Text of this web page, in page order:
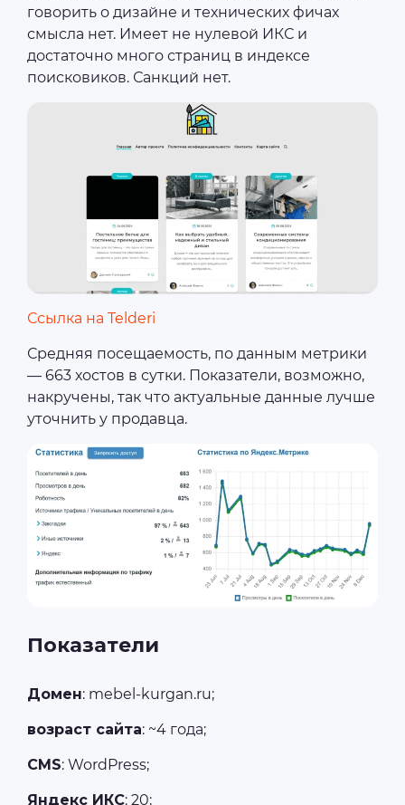
говорить о дизайне и технических фичах
смысла нет. Имеет не нулевой ИКС и
достаточно много страниц в индексе
поисковиков. Санкций нет.
Ссылка на Telderi
Средняя посещаемость, по данным метрики
— 663 хостов в сутки. Показатели, возможно,
накручены, так что актуальные данные лучше
уточнить у продавца.
Показатели
Домен: mebel-kurgan.ru;
возраст сайта: ~4 года;
CMS: WordPress;
Яндекс ИКС: 20;